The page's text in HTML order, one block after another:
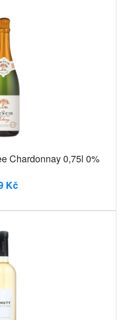
Chardonnay 0,75l 0%
Kč